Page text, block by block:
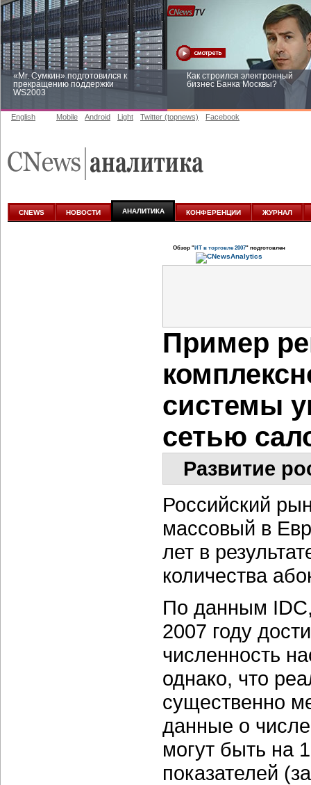
«Mr. Сумкин» подготовился к
прекращению поддержки
WS2003
Как строился электронный
бизнес Банка Москвы?
аналитике
English Mobile Android Light Twitter (topnews) Facebook
CNEWS НОВОСТИ АНАЛИТИКА КОНФЕРЕНЦИИ ЖУРНАЛ
Обзор "ИТ в торговле 2007" подготовлен
Пример
системы
сетью
Развитие
Российский
массовый в
лет в
количества
По данным
2007 году
численность
однако, что
существенно
данные о
могут быть на
показателей